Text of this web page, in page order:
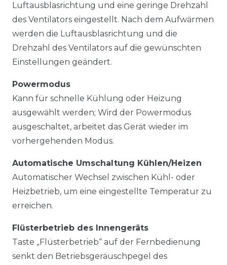
Luftausblasrichtung und eine geringe Drehzahl
des Ventilators eingestellt. Nach dem Aufwärmen
werden die Luftausblasrichtung und die
Drehzahl des Ventilators auf die gewünschten
Einstellungen geändert.
Powermodus
Kann für schnelle Kühlung oder Heizung
ausgewählt werden; Wird der Powermodus
ausgeschaltet, arbeitet das Gerät wieder im
vorhergehenden Modus.
Automatische Umschaltung Kühlen/Heizen
Automatischer Wechsel zwischen Kühl- oder
Heizbetrieb, um eine eingestellte Temperatur zu
erreichen.
Flüsterbetrieb des Innengeräts
Taste „Flüsterbetrieb“ auf der Fernbedienung
senkt den Betriebsgeräuschpegel des